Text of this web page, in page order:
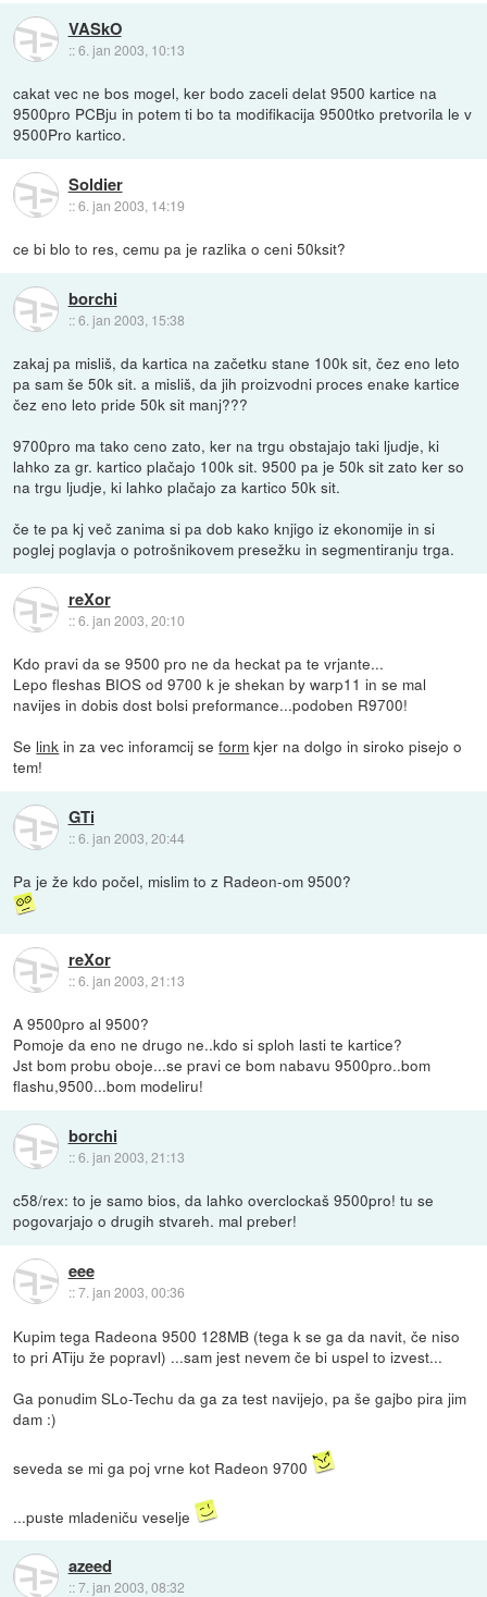
VASkO
::6. jan 2003, 10:13
cakat vec ne bos mogel, ker bodo zaceli delat 9500 kartice na
9500pro PCBju in potem ti bo ta modifikacija 9500tko pretvorila le v
9500Pro kartico.
Soldier
::6. jan 2003, 14:19
ce bi blo to res, cemu pa je razlika o ceni 50ksit?
borchi
::6. jan 2003, 15:38
zakaj pa misliš, da kartica na začetku stane 100k sit, čez eno leto
pa sam še 50k sit. a misliš, da jih proizvodni proces enake kartice
čez eno leto pride 50k sit manj???
9700pro ma tako ceno zato, ker na trgu obstajajo taki ljudje, ki
lahko za gr. kartico plačajo 100k sit. 9500 pa je 50k sit zato ker so
na trgu ljudje, ki lahko plačajo za kartico 50k sit.
če te pa kj več zanima si pa dob kako knjigo iz ekonomije in si
poglej poglavja o potrošnikovem presežku in segmentiranju trga.
reXor
::6. jan 2003, 20:10
Kdo pravi da se 9500 pro ne da heckat pa te vrjante...
Lepo fleshas BIOS od 9700 k je shekan by warp11 in se mal
navijes in dobis dost bolsi preformance...podoben R9700!
Se link in za vec inforamcij seform kjer na dolgo in siroko pisejo o
tem!
GTi
::6. jan 2003, 20:44
Pa je že kdo počel, mislim to z Radeon-om 9500?
reXor
::6. jan 2003, 21:13
A 9500pro al 9500?
Pomoje da eno ne drugo ne..kdo si sploh lasti te kartice?
Jst bom probu oboje...se pravi ce bom nabavu 9500pro..bom
flashu,9500...bom modeliru!
borchi
::6. jan 2003, 21:13
c58/rex: to je samo bios, da lahko overclockaš 9500pro! tu se
pogovarjajo o drugih stvareh. mal preber!
eee
::7. jan 2003, 00:36
Kupim tega Radeona 9500 128MB (tega k se ga da navit, če niso
to pri ATiju že popravl) ...sam jest nevem če bi uspel to izvest...
Ga ponudim SLo-Techu da ga za test navijejo, pa še gajbo pira jim
dam :)
seveda se mi ga poj vrne kot Radeon 9700
...puste mladeniču veselje
azeed
::7. jan 2003, 08:32